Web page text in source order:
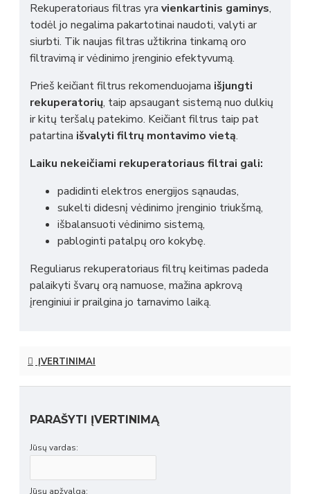
Rekuperatoriaus filtras yra vienkartinis gaminys,
todėl jo negalima pakartotinai naudoti, valyti ar
siurbti. Tik naujas filtras užtikrina tinkamą oro
filtravimą ir vėdinimo įrenginio efektyvumą.
Prieš keičiant filtrus rekomenduojama išjungti
rekuperatorių, taip apsaugant sistemą nuo dulkių
ir kitų teršalų patekimo. Keičiant filtrus taip pat
patartina išvalyti filtrų montavimo vietą.
Laiku nekeičiami rekuperatoriaus filtrai gali:
padidinti elektros energijos sąnaudas,
sukelti didesnį vėdinimo įrenginio triukšmą,
išbalansuoti vėdinimo sistemą,
pabloginti patalpų oro kokybę.
Reguliarus rekuperatoriaus filtrų keitimas padeda
palaikyti švarų orą namuose, mažina apkrovą
įrenginiui ir prailgina jo tarnavimo laiką.
ĮVERTINIMAI
PARAŠYTI ĮVERTINIMĄ
Jūsų vardas:
Jūsų apžvalga: